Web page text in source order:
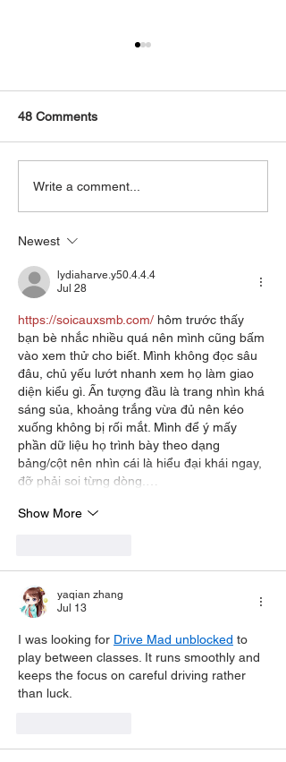
The Secret of Rotating
Weight vs Static Weight
48 Comments
Write a comment...
Newest
lydiaharve.y50.4.4.4
Jul 28
https://soicauxsmb.com/ hôm trước thấy
bạn bè nhắc nhiều quá nên mình cũng bấm
vào xem thử cho biết. Mình không đọc sâu
đâu, chủ yếu lướt nhanh xem họ làm giao
diện kiểu gì. Ấn tượng đầu là trang nhìn khá
sáng sủa, khoảng trắng vừa đủ nên kéo
xuống không bị rối mắt. Mình để ý mấy
phần dữ liệu họ trình bày theo dạng
bảng/cột nên nhìn cái là hiểu đại khái ngay,
đỡ phải soi từng dòng.…
Show More
yaqian zhang
Jul 13
I was looking for Drive Mad unblocked to
play between classes. It runs smoothly and
keeps the focus on careful driving rather
than luck.